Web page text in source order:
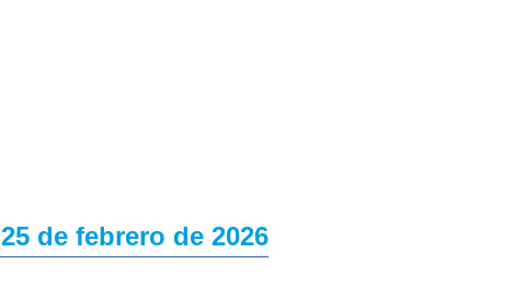
25 de febrero de 2026